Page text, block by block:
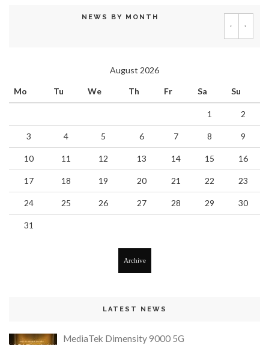
NEWS BY MONTH
‹ ›
August 2026
Mo Tu We Th Fr Sa Su
1 2
3 4 5 6 7 8 9
10 11 12 13 14 15 16
17 18 19 20 21 22 23
24 25 26 27 28 29 30
31
Archive
LATEST NEWS
MediaTek Dimensity 9000 5G